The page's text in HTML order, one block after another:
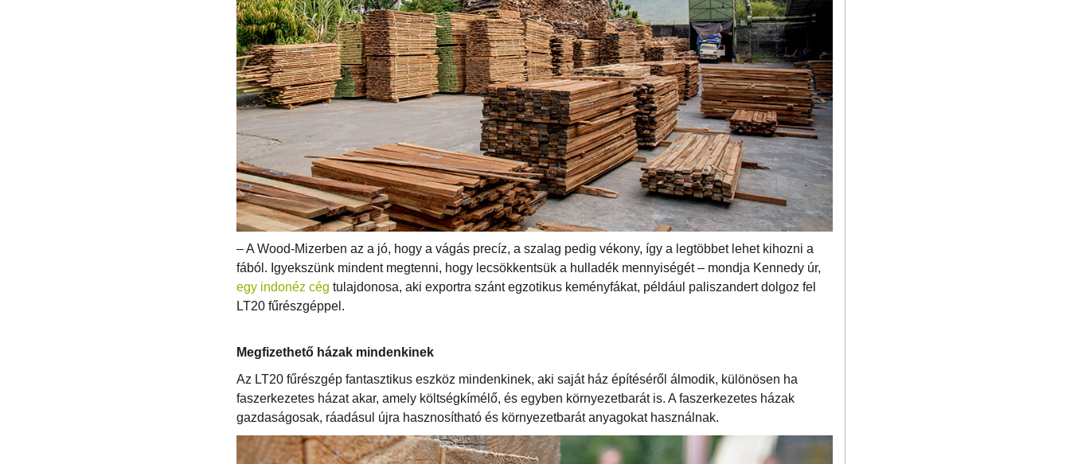
– A Wood-Mizerben az a jó, hogy a vágás precíz, a szalag pedig vékony, így a legtöbbet lehet kihozni a
fából. Igyekszünk mindent megtenni, hogy lecsökkentsük a hulladék mennyiségét – mondja Kennedy úr,
egy indonéz cég tulajdonosa, aki exportra szánt egzotikus keményfákat, például paliszandert dolgoz fel
LT20 fűrészgéppel.
Megfizethető házak mindenkinek
Az LT20 fűrészgép fantasztikus eszköz mindenkinek, aki saját ház építéséről álmodik, különösen ha
faszerkezetes házat akar, amely költségkímélő, és egyben környezetbarát is. A faszerkezetes házak
gazdaságosak, ráadásul újra hasznosítható és környezetbarát anyagokat használnak.